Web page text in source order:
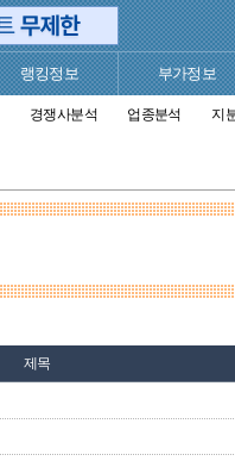
랭킹정보 부가정보
경쟁사분석 업종분석 지
제목